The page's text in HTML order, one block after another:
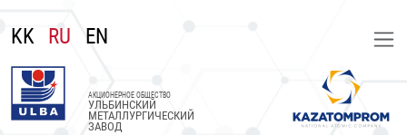
KK RU EN
УЛЬБИНСКИЙ
МЕТАЛЛУРГИЧЕСКИЙ
ЗАВОД
АКЦИОНЕРНОЕ ОБЩЕСТВО